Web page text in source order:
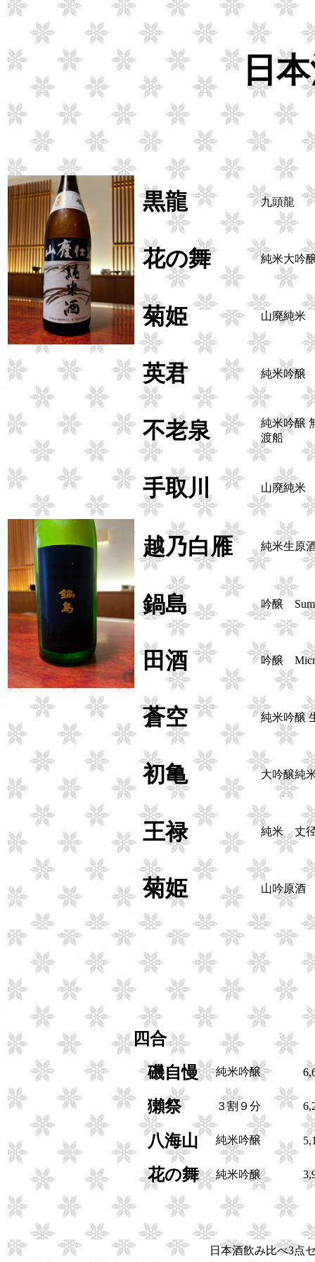
日
黒龍 九頭龍
花の舞 純米大吟
菊姫 山廃純米
英君 純米吟醸
不老泉
純米吟醸
渡船
手取川 山廃純米
越乃白雁 純米生原
鍋島 吟醸
田酒 吟醸
蒼空 純米吟醸
初亀 大吟醸純
王禄 純米 丈
菊姫 山吟原酒
四合
磯自慢
純米吟醸
獺祭 ３割９分
八海山 純米吟醸
花の舞 純米吟醸
日本酒飲み比べ3点